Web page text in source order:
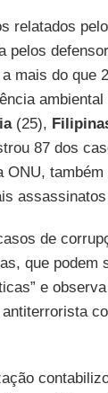
relatados
pelos
mais do que
(25),
87 dos
ONU,
de
que podem
e